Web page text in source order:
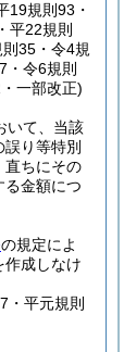
19規則93・
平22規則
35・令4規
・令6規則
一部改正)
いて、当該
り等特別
直ちにその
る金額につ
の規定によ
作成しなけ
・平元規則